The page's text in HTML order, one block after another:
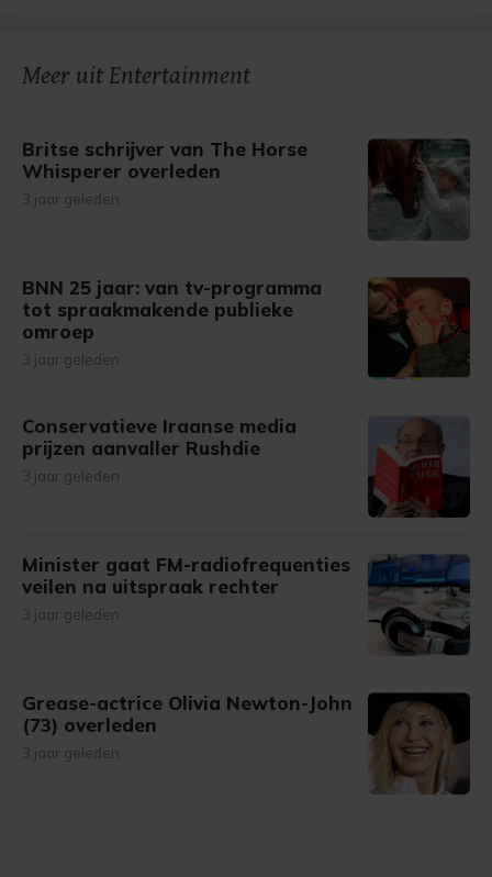
Meer uit Entertainment
Britse schrijver van The Horse
Whisperer overleden
3 jaar geleden
BNN 25 jaar: van tv-programma
tot spraakmakende publieke
omroep
3 jaar geleden
Conservatieve Iraanse media
prijzen aanvaller Rushdie
3 jaar geleden
Minister gaat FM-radiofrequenties
veilen na uitspraak rechter
3 jaar geleden
Grease-actrice Olivia Newton-John
(73) overleden
3 jaar geleden